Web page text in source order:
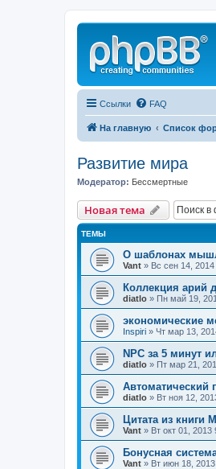
Ссылки FAQ
На главную Список
Развитие мира
Модератор: Бессмертные
Новая тема
ТЕМЫ
О шаблонах
Vant » Вс сен 14,
Коллекция арий
diatlo » Пн май 19,
экономические
Inspiri » Чт мар 13,
NPC за 5 минут
diatlo » Пт мар 21,
Автоматический
diatlo » Вт ноя 12,
Цитата из книги
Vant » Вт окт 01, 2013
Бонусная
Vant » Вт июн 18,